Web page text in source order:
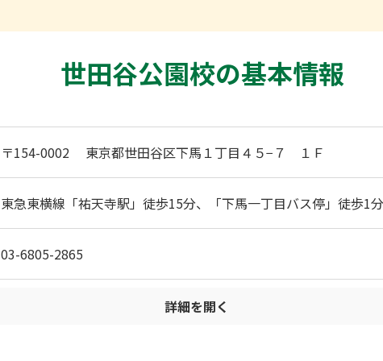
世田谷公園校の基本情報
〒154-0002 東京都世田谷区下馬１丁目４５−７ １Ｆ
東急東横線「祐天寺駅」徒歩15分、「下馬一丁目バス停」徒歩1分
03-6805-2865
詳細を開く